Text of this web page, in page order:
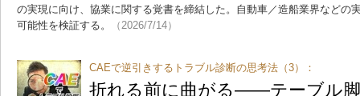
の実現に向け、協業に関する覚書を締結した。自動車／造船業界などの
可能性を検証する。
（2026/7/14）
CAEで逆引きするトラブル診断の思考法（3）：
折れる前に曲がる――テーブル